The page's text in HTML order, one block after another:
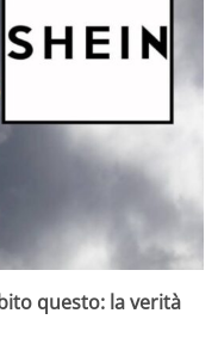
questo: la verità